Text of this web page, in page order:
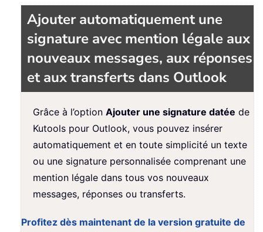
Ajouter automatiquement une
signature avec mention légale aux
nouveaux messages, aux réponses
et aux transferts dans Outlook
Grâce à l’option Ajouter une signature datée de
Kutools pour Outlook, vous pouvez insérer
automatiquement et en toute simplicité un texte
ou une signature personnalisée comprenant une
mention légale dans tous vos nouveaux
messages, réponses ou transferts.
Profitez dès maintenant de la version gratuite de